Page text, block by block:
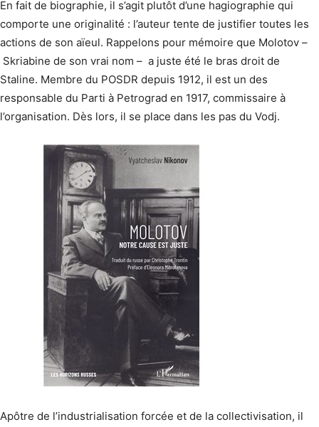
En fait de biographie, il s’agit plutôt d’une hagiographie qui
comporte une originalité : l’auteur tente de justifier toutes les
actions de son aïeul. Rappelons pour mémoire que Molotov –
Skriabine de son vrai nom – a juste été le bras droit de
Staline. Membre du POSDR depuis 1912, il est un des
responsable du Parti à Petrograd en 1917, commissaire à
l’organisation. Dès lors, il se place dans les pas du Vodj.
Apôtre de l’industrialisation forcée et de la collectivisation, il